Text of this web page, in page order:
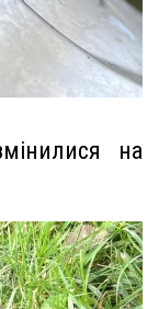
на